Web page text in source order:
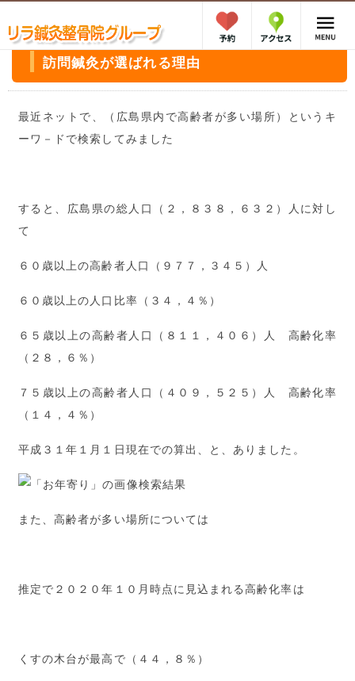
訪問鍼灸が選ばれる理由
最近ネットで、（広島県内で高齢者が多い場所）というキ
ーワ－ドで検索してみました
すると、広島県の総人口（２，８３８，６３２）人に対し
て
６０歳以上の高齢者人口（９７７，３４５）人
６０歳以上の人口比率（３４，４％）
６５歳以上の高齢者人口（８１１，４０６）人 高齢化率
（２８，６％）
７５歳以上の高齢者人口（４０９，５２５）人 高齢化率
（１４，４％）
平成３１年１月１日現在での算出、と、ありました。
また、高齢者が多い場所については
推定で２０２０年１０月時点に見込まれる高齢化率は
くすの木台が最高で（４４，８％）